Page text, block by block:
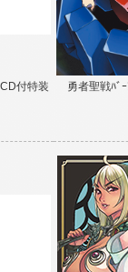
付特装
勇者聖戦ﾊﾞ